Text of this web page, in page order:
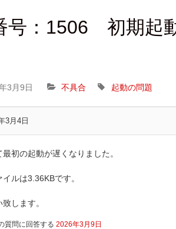
号：1506 初期起
3月9日 不具合 起動の問題
3月4日
初の起動が遅くなりました。
ルは3.36KBです。
します。
質問に回答する 2026年3月9日